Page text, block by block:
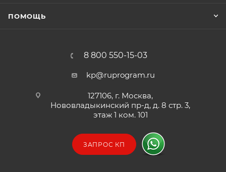
ПОМОЩЬ
8 800 550-15-03
kp@ruprogram.ru
127106, г. Москва,
Нововладыкинский пр-д, д. 8 стр. 3,
этаж 1 ком. 101
ЗАПРОС КП